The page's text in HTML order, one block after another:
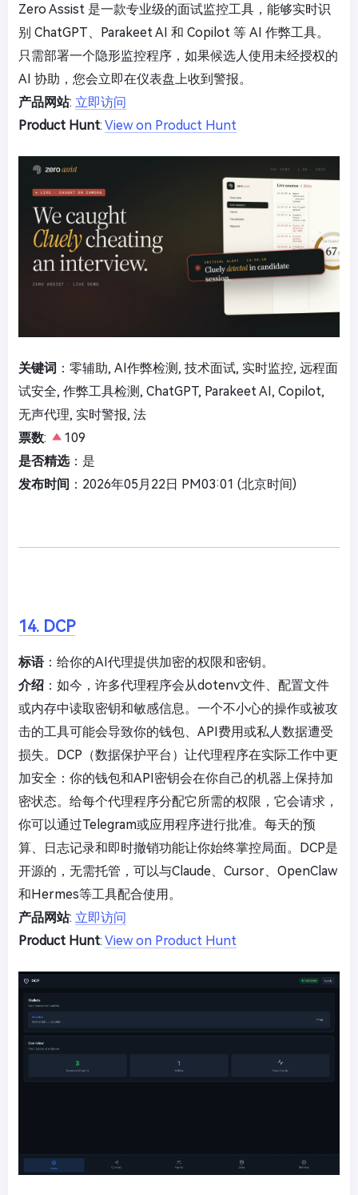
Zero Assist 是一款专业级的面试监控工具，能够实时识
别 ChatGPT、Parakeet AI 和 Copilot 等 AI 作弊工具。
只需部署一个隐形监控程序，如果候选人使用未经授权的
AI 协助，您会立即在仪表盘上收到警报。
产品网站: 立即访问
Product Hunt: View on Product Hunt
关键词 ：零辅助, AI作弊检测, 技术面试, 实时监控, 远程面
试安全, 作弊工具检测, ChatGPT, Parakeet AI, Copilot,
无声代理, 实时警报, 法
票数:
109
是否精选：是
发布时间 ：2026年05月22日 PM03:01 (北京时间)
14. DCP
标语：给你的AI代理提供加密的权限和密钥。
介绍 ：如今，许多代理程序会从dotenv文件、配置文件
或内存中读取密钥和敏感信息。一个不小心的操作或被攻
击的工具可能会导致你的钱包、API费用或私人数据遭受
损失。DCP（数据保护平台）让代理程序在实际工作中更
加安全：你的钱包和API密钥会在你自己的机器上保持加
密状态。给每个代理程序分配它所需的权限，它会请求，
你可以通过Telegram或应用程序进行批准。每天的预
算、日志记录和即时撤销功能让你始终掌控局面。DCP是
开源的，无需托管，可以与Claude、Cursor、OpenClaw
和Hermes等工具配合使用。
产品网站: 立即访问
Product Hunt: View on Product Hunt